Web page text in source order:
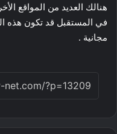
هنالك العديد من المواقع
في المستقبل قد تكون هذه
مجانية .